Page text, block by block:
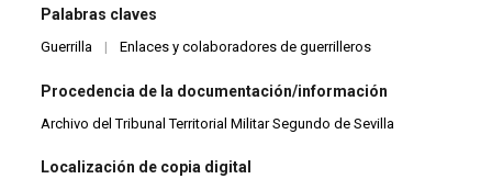
Palabras claves
Guerrilla | Enlaces y colaboradores de guerrilleros
Procedencia de la documentación/información
Archivo del Tribunal Territorial Militar Segundo de Sevilla
Localización de copia digital